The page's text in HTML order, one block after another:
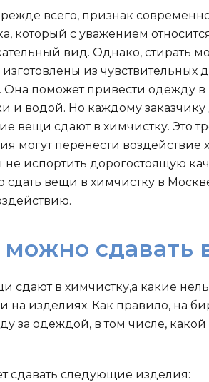
всего, признак
который с уважением
вид. Однако, стирать
из чувствительных
Она поможет привести одежду
и водой. Но каждому заказчику
вещи сдают в химчистку. Это
могут перенести
не испортить дорогостоящую
сдать вещи в химчистку в
сдавать
сдают в химчистку,а какие
на изделиях. Как правило, на
за одеждой, в том числе,
сдавать следующие изделия: